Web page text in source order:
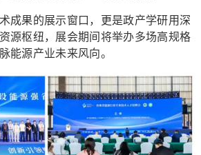
成果的展示窗口，更是政产学研用深
源枢纽，展会期间将举办多场高规格
能源产业未来风向。